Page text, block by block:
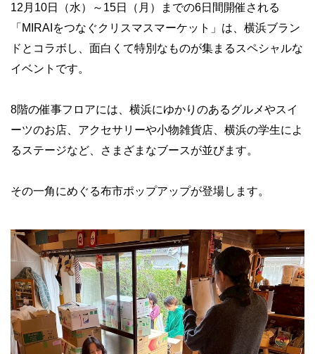
12月10日（水）～15日（月）までの6日間開催される
「MIRAIをつなぐクリスマスマーケット」は、横浜ブラン
ドとコラボし、面白くて特別なものが集まるスペシャルな
イベントです。
8階の催事フロアには、横浜にゆかりのあるグルメやスイ
ーツのお店、アクセサリーや小物雑貨店、横浜の学生によ
るステージなど、さまざまなブースが並びます。
その一角にめぐる布市ポップアップが登場します。